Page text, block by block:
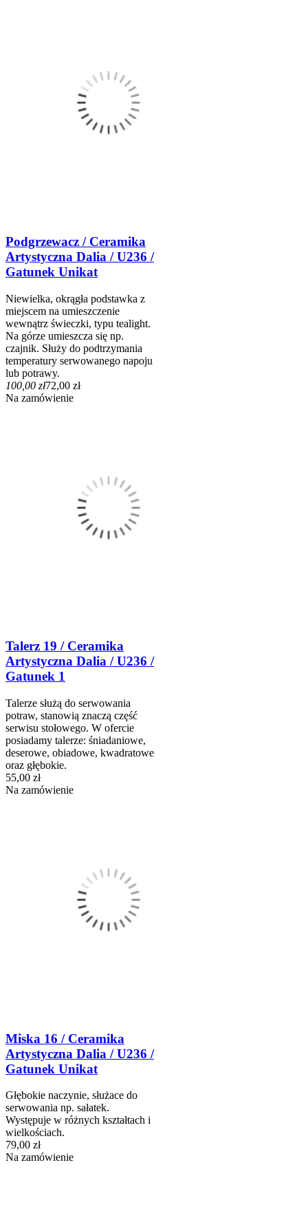
Podgrzewacz / Ceramika
Artystyczna Dalia / U236 /
Gatunek Unikat
Niewielka, okrągła podstawka z
miejscem na umieszczenie
wewnątrz świeczki, typu tealight.
Na górze umieszcza się np.
czajnik. Służy do podtrzymania
temperatury serwowanego napoju
lub potrawy.
100,00 zł72,00 zł
Na zamówienie
Talerz 19 / Ceramika
Artystyczna Dalia / U236 /
Gatunek 1
Talerze służą do serwowania
potraw, stanowią znaczą część
serwisu stołowego. W ofercie
posiadamy talerze: śniadaniowe,
deserowe, obiadowe, kwadratowe
oraz głębokie.
55,00 zł
Na zamówienie
Miska 16 / Ceramika
Artystyczna Dalia / U236 /
Gatunek Unikat
Głębokie naczynie, służace do
serwowania np. sałatek.
Występuje w różnych kształtach i
wielkościach.
79,00 zł
Na zamówienie